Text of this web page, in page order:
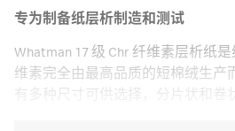
专为制备纸层析制造和测试
Whatman 17 级 Chr 纤维素层析纸
维素完全由最高品质的短棉绒生产